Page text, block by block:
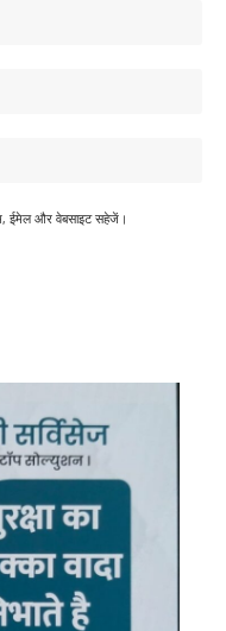
ईमेल और वेबसाइट सहेजें।